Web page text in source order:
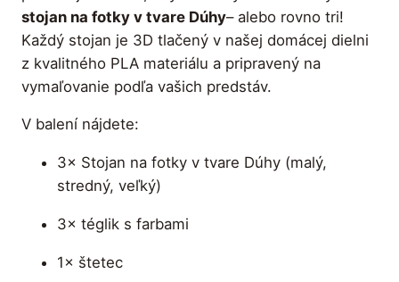
stojan na fotky v tvare Dúhy– alebo rovno tri!
Každý stojan je 3D tlačený v našej domácej dielni
z kvalitného PLA materiálu a pripravený na
vymaľovanie podľa vašich predstáv.
V balení nájdete:
3× Stojan na fotky v tvare Dúhy (malý,
stredný, veľký)
3× téglik s farbami
1× štetec